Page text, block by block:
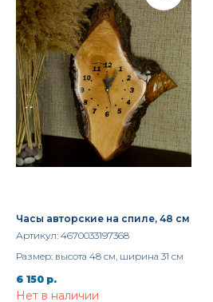
Часы авторские на спиле, 48 см
Артикул: 4670033197368
Размер: высота 48 см, ширина 31 см
6 150 р.
Нет в наличии